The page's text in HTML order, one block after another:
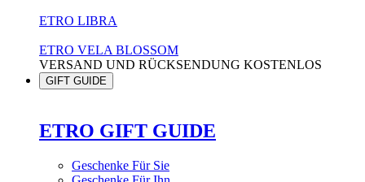
ETRO LIBRA
ETRO VELA BLOSSOM
VERSAND UND RÜCKSENDUNG KOSTENLOS
GIFT GUIDE
ETRO GIFT GUIDE
Geschenke Für Sie